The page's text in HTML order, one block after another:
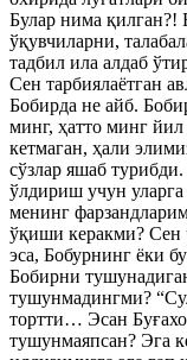
Булар нима қилган?!
ўқувчиларни,
тадбил ила алдаб
Сен тарбиялаётган
Бобирда не айб.
минг, ҳатто минг
кетмаган, ҳали
сўзлар яшаб
ўлдириш учун
менинг
ўқиши керакми? Сен
эса, Бобурнинг ёки
Бобирни
тушунмадингми?
тортти… Эсан
тушунмаяпсан? Эга